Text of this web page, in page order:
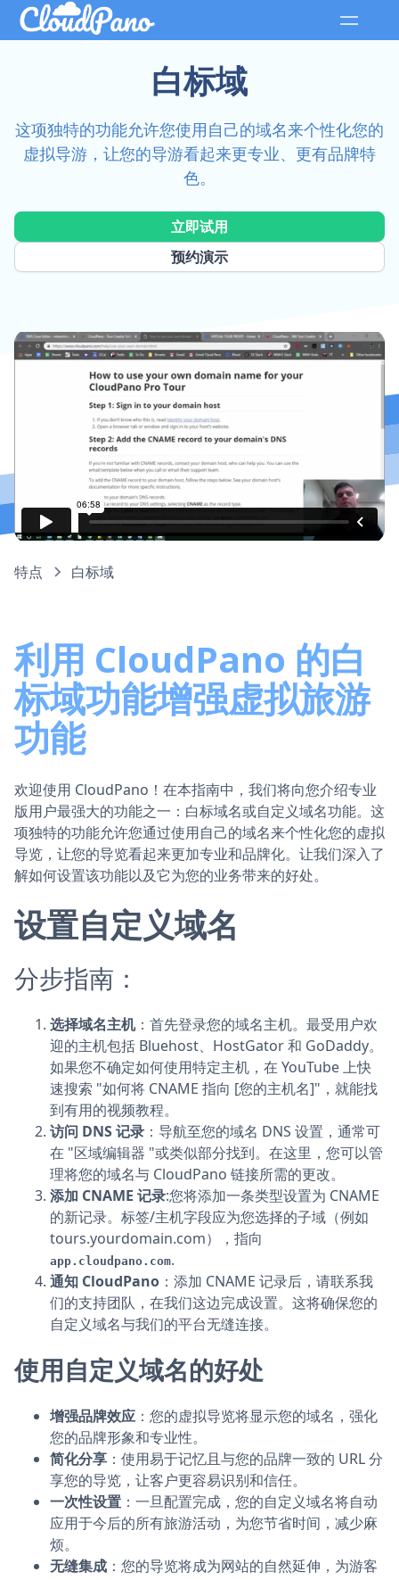
白标域
这项独特的功能允许您使用自己的域名来个性化您的
虚拟导游，让您的导游看起来更专业、更有品牌特
色。
预约演示
立即试用
特点 白标域
利用 CloudPano 的白
标域功能增强虚拟旅游
功能
欢迎使用 CloudPano！在本指南中，我们将向您介绍专业
版用户最强大的功能之一：白标域名或自定义域名功能。这
项独特的功能允许您通过使用自己的域名来个性化您的虚拟
导览，让您的导览看起来更加专业和品牌化。让我们深入了
解如何设置该功能以及它为您的业务带来的好处。
设置自定义域名
分步指南：
选择域名主机：首先登录您的域名主机。最受用户欢
迎的主机包括 Bluehost、HostGator 和 GoDaddy。
如果您不确定如何使用特定主机，在 YouTube 上快
速搜索 "如何将 CNAME 指向 [您的主机名]"，就能找
到有用的视频教程。
访问 DNS 记录 ：导航至您的域名 DNS 设置，通常可
在 "区域编辑器 "或类似部分找到。在这里，您可以管
理将您的域名与 CloudPano 链接所需的更改。
添加 CNAME 记录:您将添加一条类型设置为 CNAME
的新记录。标签/主机字段应为您选择的子域（例如
tours.yourdomain.com），指向
app.cloudpano.com.
通知 CloudPano ：添加 CNAME 记录后，请联系我
们的支持团队，在我们这边完成设置。这将确保您的
自定义域名与我们的平台无缝连接。
使用自定义域名的好处
增强品牌效应 ：您的虚拟导览将显示您的域名，强化
您的品牌形象和专业性。
简化分享 ：使用易于记忆且与您的品牌一致的 URL 分
享您的导览，让客户更容易识别和信任。
一次性设置 ：一旦配置完成，您的自定义域名将自动
应用于今后的所有旅游活动，为您节省时间，减少麻
烦。
无缝集成 ：您的导览将成为网站的自然延伸，为游客